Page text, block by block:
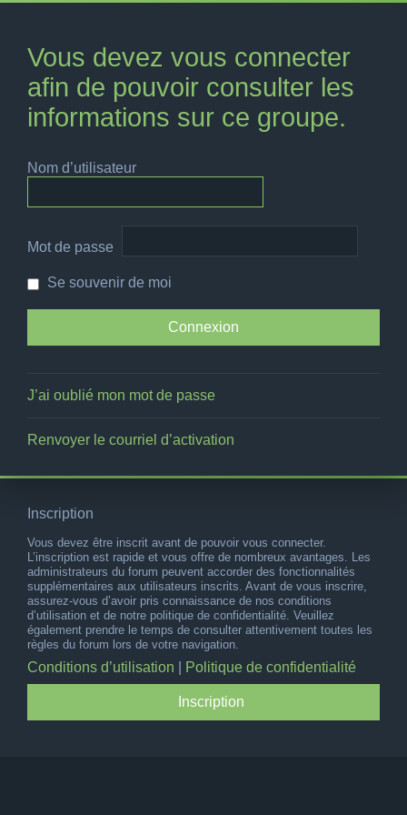
Vous devez vous connecter
afin de pouvoir consulter les
informations sur ce groupe.
Nom d’utilisateur
Mot de passe
Se souvenir de moi
J’ai oublié mon mot de passe
Renvoyer le courriel d’activation
Inscription
Vous devez être inscrit avant de pouvoir vous connecter.
L’inscription est rapide et vous offre de nombreux avantages. Les
administrateurs du forum peuvent accorder des fonctionnalités
supplémentaires aux utilisateurs inscrits. Avant de vous inscrire,
assurez-vous d’avoir pris connaissance de nos conditions
d’utilisation et de notre politique de confidentialité. Veuillez
également prendre le temps de consulter attentivement toutes les
règles du forum lors de votre navigation.
Conditions d’utilisation Politique de confidentialité
Inscription